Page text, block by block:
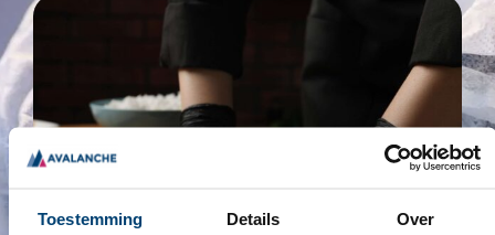
Toestemming Details Over